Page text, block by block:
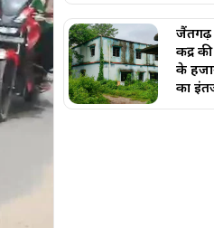
जैंतगढ़
केंद्र
के
का